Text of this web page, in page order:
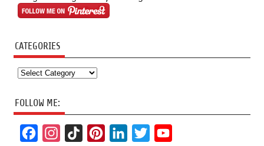
CATEGORIES
Categories
FOLLOW ME: